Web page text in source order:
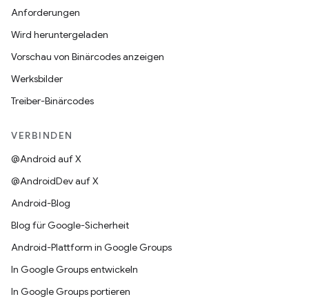
Anforderungen
Wird heruntergeladen
Vorschau von Binärcodes anzeigen
Werksbilder
Treiber-Binärcodes
VERBINDEN
@Android auf X
@AndroidDev auf X
Android-Blog
Blog für Google-Sicherheit
Android-Plattform in Google Groups
In Google Groups entwickeln
In Google Groups portieren